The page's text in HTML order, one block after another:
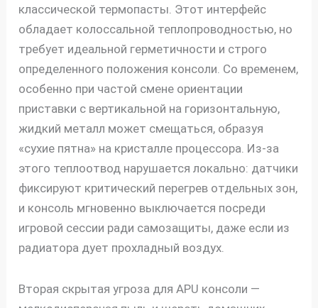
классической термопасты. Этот интерфейс
обладает колоссальной теплопроводностью, но
требует идеальной герметичности и строго
определенного положения консоли. Со временем,
особенно при частой смене ориентации
приставки с вертикальной на горизонтальную,
жидкий металл может смещаться, образуя
«сухие пятна» на кристалле процессора. Из-за
этого теплоотвод нарушается локально: датчики
фиксируют критический перегрев отдельных зон,
и консоль мгновенно выключается посреди
игровой сессии ради самозащиты, даже если из
радиатора дует прохладный воздух.
Вторая скрытая угроза для APU консоли —